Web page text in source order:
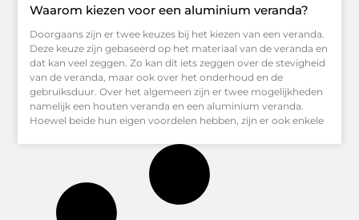
Waarom kiezen voor een aluminium veranda?
Doorgaans zijn er twee keuzes bij het kiezen van een veranda.
Deze keuze zijn gebaseerd op het materiaal van de veranda en
dat kan veel zeggen. Zo kan dit iets zeggen over de stevigheid
van de veranda, maar ook over het onderhoud en de
gebruiksduur. Over het algemeen zijn er twee mogelijkheden
namelijk een houten veranda en een aluminium veranda.
Hoewel beide hun eigen voordelen hebben, zijn er ook enkele